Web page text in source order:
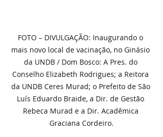
FOTO – DIVULGAÇÃO: Inaugurando o
mais novo local de vacinação, no Ginásio
da UNDB / Dom Bosco: A Pres. do
Conselho Elizabeth Rodrigues; a Reitora
da UNDB Ceres Murad; o Prefeito de São
Luís Eduardo Braide, a Dir. de Gestão
Rebeca Murad e a Dir. Acadêmica
Graciana Cordeiro.